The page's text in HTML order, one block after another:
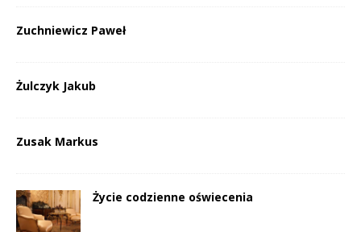
Zuchniewicz Paweł
Żulczyk Jakub
Zusak Markus
Życie codzienne oświecenia